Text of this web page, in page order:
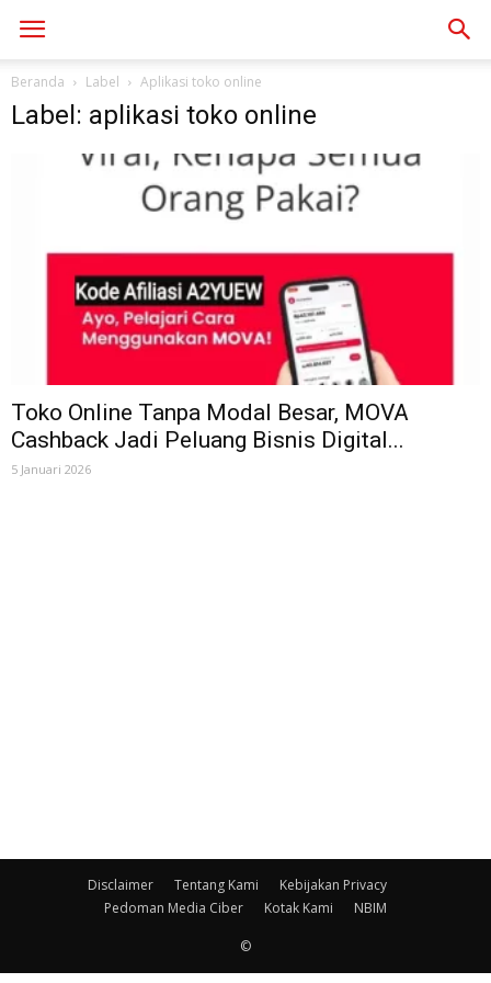
Beranda Label Aplikasi toko online
Label: aplikasi toko online
Toko Online Tanpa Modal Besar, MOVA
Cashback Jadi Peluang Bisnis Digital...
5 Januari 2026
Disclaimer Tentang Kami
Kebijakan Privacy
Pedoman Media Ciber
Kotak Kami NBIM
©